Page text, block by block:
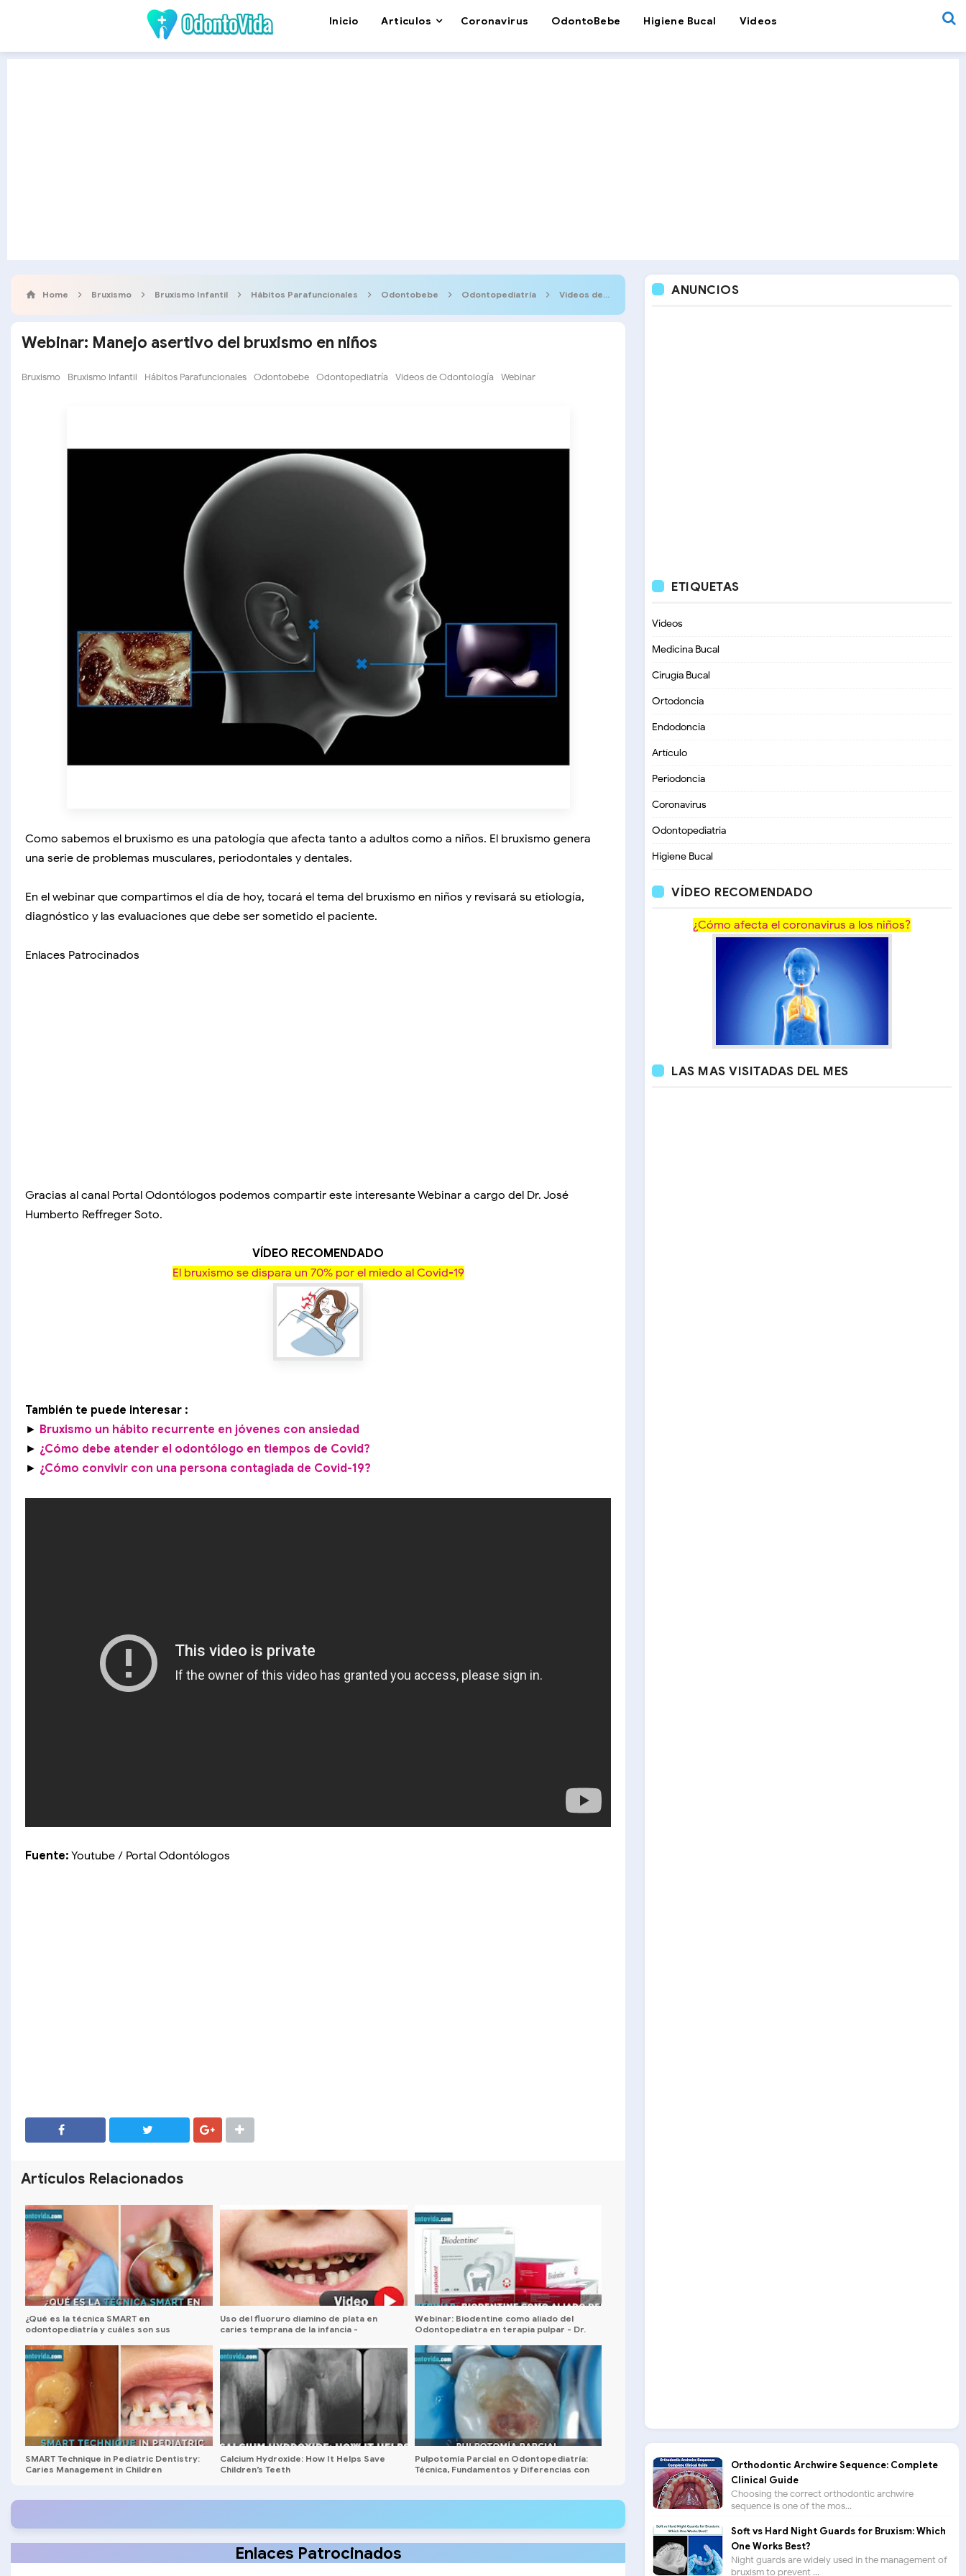
Inicio Articulos Coronavirus OdontoBebe Higiene Bucal Videos
Home Bruxismo Bruxismo Infantil Hábitos Parafuncionales Odontobebe Odontopediatría Videos de Odontología Webinar
Webinar: Manejo asertivo del bruxismo en niños
Bruxismo Bruxismo Infantil Hábitos Parafuncionales Odontobebe Odontopediatría Videos de Odontología Webinar
Como sabemos el bruxismo es una patología que afecta tanto a adultos como a niños. El bruxismo genera
una serie de problemas musculares, periodontales y dentales.
En el webinar que compartimos el día de hoy, tocará el tema del bruxismo en niños y revisará su etiología,
diagnóstico y las evaluaciones que debe ser sometido el paciente.
Enlaces Patrocinados
Gracias al canal Portal Odontólogos podemos compartir este interesante Webinar a cargo del Dr. José
Humberto Reffreger Soto.
VÍDEO RECOMENDADO
El bruxismo se dispara un 70% por el miedo al Covid-19
También te puede interesar :
► Bruxismo un hábito recurrente en jóvenes con ansiedad
► ¿Cómo debe atender el odontólogo en tiempos de Covid?
► ¿Cómo convivir con una persona contagiada de Covid-19?
Fuente: Youtube / Portal Odontólogos
Artículos Relacionados
¿Qué es la técnica SMART en
odontopediatría y cuáles son sus
Uso del fluoruro diamino de plata en
caries temprana de la infancia -
Webinar: Biodentine como aliado del
Odontopediatra en terapia pulpar - Dr.
SMART Technique in Pediatric Dentistry:
Caries Management in Children
Calcium Hydroxide: How It Helps Save
Children’s Teeth
Pulpotomía Parcial en Odontopediatría:
Técnica, Fundamentos y Diferencias con
Enlaces Patrocinados
ANUNCIOS
ETIQUETAS
Videos
Medicina Bucal
Cirugía Bucal
Ortodoncia
Endodoncia
Artículo
Periodoncia
Coronavirus
Odontopediatria
Higiene Bucal
VÍDEO RECOMENDADO
¿Cómo afecta el coronavirus a los niños?
LAS MAS VISITADAS DEL MES
Orthodontic Archwire Sequence: Complete
Clinical Guide
Choosing the correct orthodontic archwire
sequence is one of the mos...
Soft vs Hard Night Guards for Bruxism: Which
One Works Best?
Night guards are widely used in the management of
bruxism to prevent ...